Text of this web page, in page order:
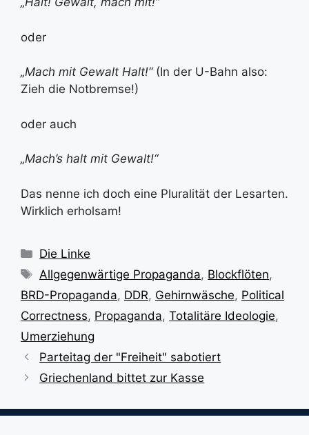
oder
„Mach mit Gewalt Halt!“(In der U-Bahn also:
Zieh die Notbremse!)
oder auch
„Mach’s halt mit Gewalt!“
Das nenne ich doch eine Pluralität der Lesarten.
Wirklich erholsam!
Kategorien
Die Linke
Schlagwörter
Allgegenwärtige Propaganda, Blockflöten,
BRD-Propaganda, DDR, Gehirnwäsche, Political
Correctness, Propaganda, Totalitäre Ideologie,
Umerziehung
Parteitag der "Freiheit" sabotiert
Griechenland bittet zur Kasse